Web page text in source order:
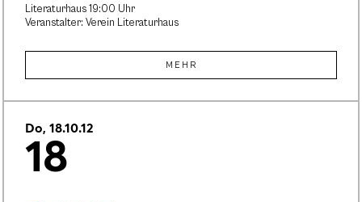
Literaturhaus 19:00 Uhr
Veranstalter: Verein Literaturhaus
MEHR
Do, 18.10.12
18